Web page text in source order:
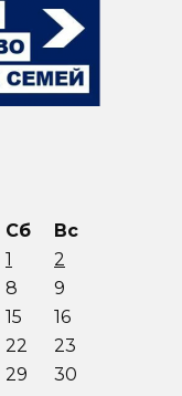
Сб
Вс
1
2
8
9
15
16
22
23
29
30